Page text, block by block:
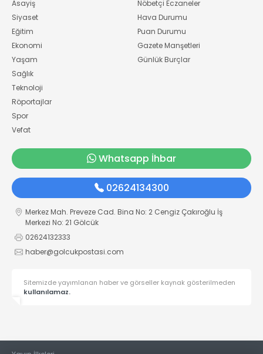
Asayiş
Siyaset
Eğitim
Ekonomi
Yaşam
Sağlık
Teknoloji
Röportajlar
Spor
Vefat
Nöbetçi Eczaneler
Hava Durumu
Puan Durumu
Gazete Manşetleri
Günlük Burçlar
Whatsapp İhbar
02624134300
Merkez Mah. Preveze Cad. Bina No: 2 Cengiz Çakıroğlu İş
Merkezi No: 21 Gölcük
02624132333
haber@golcukpostasi.com
Sitemizde yayımlanan haber ve görseller kaynak gösterilmeden
kullanılamaz.